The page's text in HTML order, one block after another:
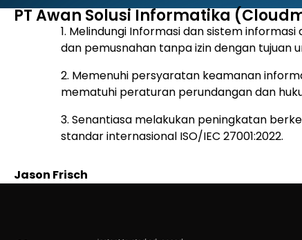
PT Awan Solusi Informatika
1. Melindungi Informasi dan sistem
dan pemusnahan tanpa izin dengan tujuan
2. Memenuhi persyaratan keamanan
mematuhi peraturan perundangan dan
3. Senantiasa melakukan peningkatan
standar internasional ISO/IEC 27001:2022.
Jason Frisch